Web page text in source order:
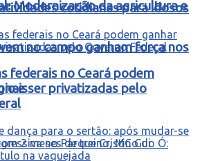
Modernização da agricultura e
no campo ganham força nos
cotidianas para idosos
federais no Ceará podem
e ser privatizadas pelo